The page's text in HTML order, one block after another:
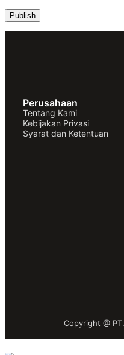
Perusahaan
Tentang Kami
Kebijakan Privasi
Syarat dan Ketentuan
Copyright @